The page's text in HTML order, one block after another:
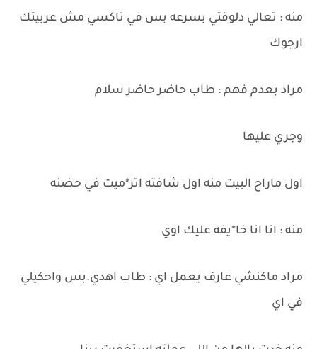
منه : تعالي دلوقتي بسرعه بس في تاكسي مش عربيتك
ارجوك
مراد بعدم فهم : طاب حاضر حاضر سلام
وجري عليها
اول ماراح البيت منه اول شافته اتر*ميت في حضنه
منه : انا انا خا*يفه عليك اوي
مراد ماكنشي عارف يعمل اي : طاب اهدي.بس واحكيلي
في اي